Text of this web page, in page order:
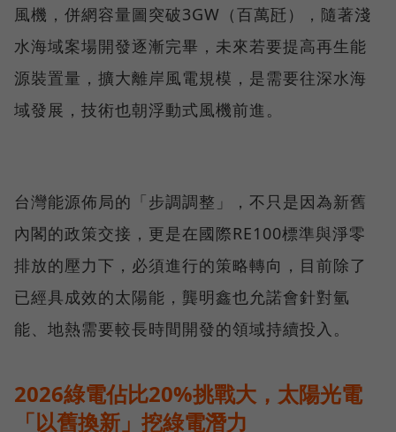
風機，併網容量圖突破3GW（百萬瓩），隨著淺
水海域案場開發逐漸完畢，未來若要提高再生能
源裝置量，擴大離岸風電規模，是需要往深水海
域發展，技術也朝浮動式風機前進。
台灣能源佈局的「步調調整」，不只是因為新舊
內閣的政策交接，更是在國際RE100標準與淨零
排放的壓力下，必須進行的策略轉向，目前除了
已經具成效的太陽能，龔明鑫也允諾會針對氫
能、地熱需要較長時間開發的領域持續投入。
2026綠電佔比20%挑戰大，太陽光電
「以舊換新」挖綠電潛力